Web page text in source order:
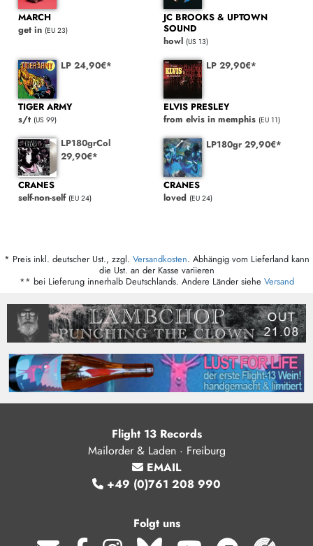
MARCH
get in (EU 23)
JC BROOKS & UPTOWN
SOUND
howl (US 13)
LP 24,90€*
TIGER ARMY
s/t (US 99)
LP 29,90€*
ELVIS PRESLEY
from elvis in memphis (EU 11)
LP180grCol
29,90€*
CRANES
self-non-self (EU 24)
LP180gr 29,90€*
CRANES
loved (EU 24)
* Preis inkl. deutscher Ust., zzgl. Versandkosten. Abhängig vom Lieferland kann
die Ust. an der Kasse variieren
** bei Lieferung innerhalb Deutschlands. Andere Länder siehe Versand
Flight 13 Records
Mailorder & Laden · Freiburg
EMAIL
+49 (0)761 208 990
Folgt uns